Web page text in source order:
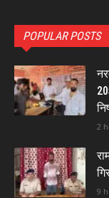
POPULAR POSTS
2
9